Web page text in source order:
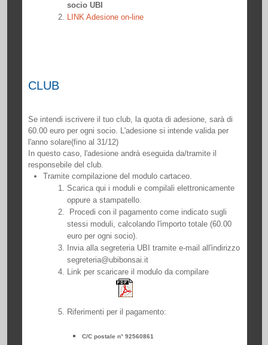
socio UBI
LINK Adesione on-line
CLUB
Se intendi iscrivere il tuo club, la quota di adesione, sarà di
60.00 euro per ogni socio. L'adesione si intende valida per
l'anno solare(fino al 31/12)
In questo caso, l'adesione andrà eseguida da/tramite il
responsebile del club.
Tramite compilazione del modulo cartaceo.
Scarica qui i moduli e compilali elettronicamente
oppure a stampatello.
Procedi con il pagamento come indicato sugli
stessi moduli, calcolando l'importo totale (60.00
euro per ogni socio).
Invia alla segreteria UBI tramite e-mail all'indirizzo
segreteria@ubibonsai.it
Link per scaricare il modulo da compilare
Riferimenti per il pagamento:
C/C postale n° 92560861